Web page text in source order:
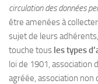
circulation des données
être amenées à
sujet de leurs
touche tous les types
loi de 1901, association
agréée, association non